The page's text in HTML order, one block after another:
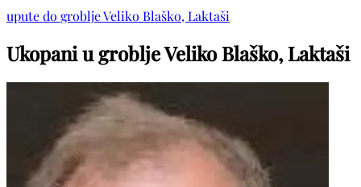
upute do groblje Veliko Blaško, Laktaši
Ukopani u groblje Veliko Blaško, Laktaši